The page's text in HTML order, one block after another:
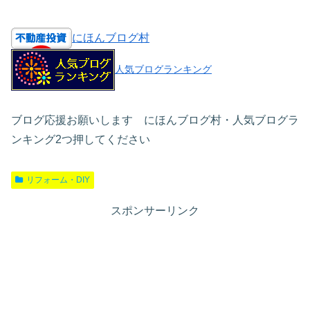
にほんブログ村
人気ブログランキング
ブログ応援お願いします にほんブログ村・人気ブログラ
ンキング2つ押してください
リフォーム・DIY
スポンサーリンク